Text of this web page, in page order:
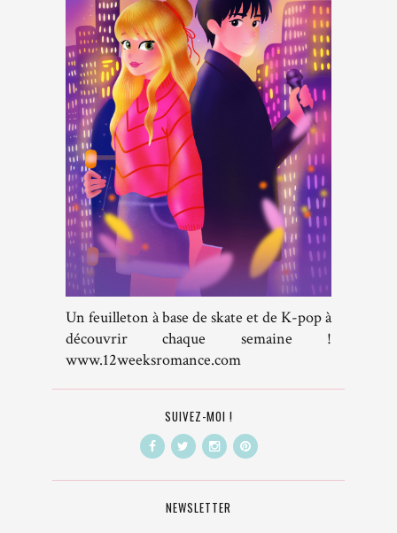
Un feuilleton à base de skate et de K-pop à
découvrir chaque semaine !
www.12weeksromance.com
SUIVEZ-MOI !
NEWSLETTER